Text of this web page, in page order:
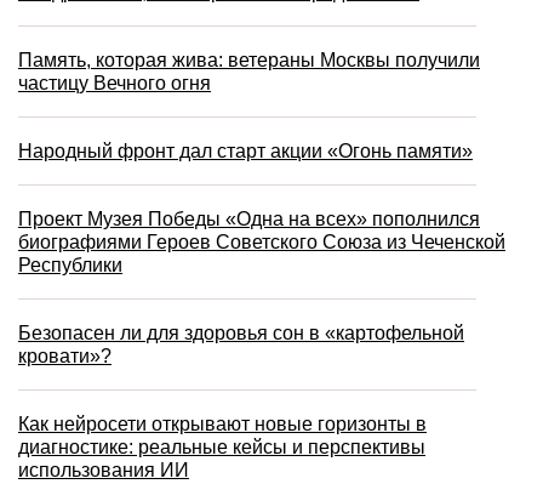
Память, которая жива: ветераны Москвы получили
частицу Вечного огня
Народный фронт дал старт акции «Огонь памяти»
Проект Музея Победы «Одна на всех» пополнился
биографиями Героев Советского Союза из Чеченской
Республики
Безопасен ли для здоровья сон в «картофельной
кровати»?
Как нейросети открывают новые горизонты в
диагностике: реальные кейсы и перспективы
использования ИИ